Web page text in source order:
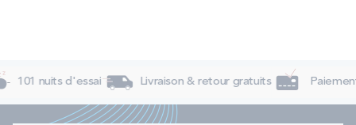
101 nuits d'essai Livraison & retour gratuits